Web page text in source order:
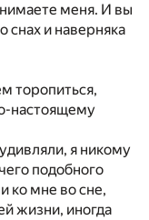
меня. И вы
снах и наверняка
торопиться,
настоящему
я никому
подобного
ко мне во сне,
жизни, иногда